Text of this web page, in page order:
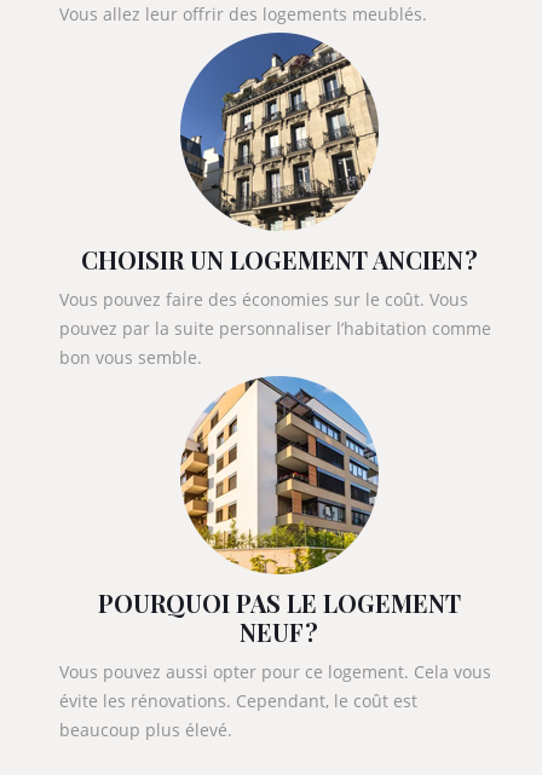
Vous allez leur offrir des logements meublés.
CHOISIR UN LOGEMENT ANCIEN ?
Vous pouvez faire des économies sur le coût. Vous
pouvez par la suite personnaliser l’habitation comme
bon vous semble.
POURQUOI PAS LE LOGEMENT
NEUF ?
Vous pouvez aussi opter pour ce logement. Cela vous
évite les rénovations. Cependant, le coût est
beaucoup plus élevé.